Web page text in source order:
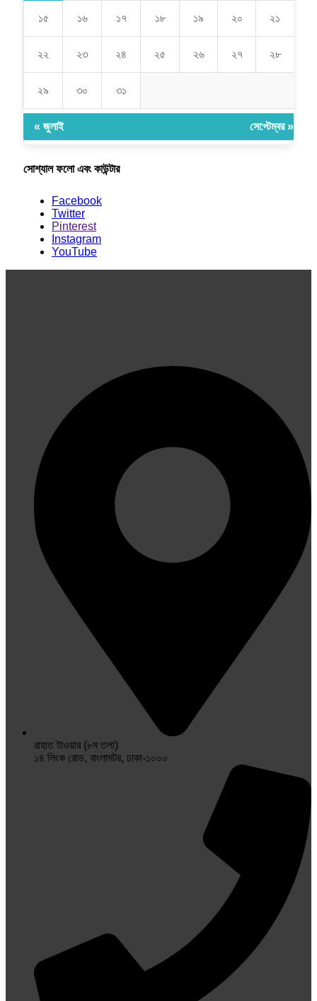
১৫ ১৬ ১৭ ১৮ ১৯ ২০ ২১
২২ ২৩ ২৪ ২৫ ২৬ ২৭ ২৮
২৯ ৩০ ৩১
« জুলাই সেপ্টেম্বর »
সোশ্যাল ফলো এবং কাউন্টার
Facebook
Twitter
Pinterest
Instagram
YouTube
রাহাত টাওয়ার (৮ম তলা)
১৪ লিংক রোড, বাংলামটর, ঢাকা-১০০০